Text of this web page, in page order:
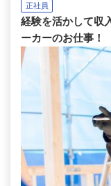
正社員
経験を活かして収
ーカーのお仕事！